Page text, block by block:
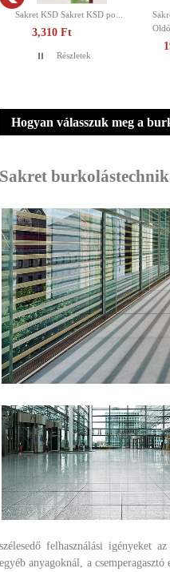
Sakret EF Euroflex
h...
Hogyan válasszuk meg a
Sakret
szélesedő felhasználási igényeket
egyéb anyagoknál, a